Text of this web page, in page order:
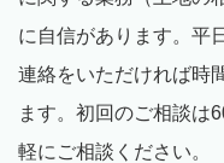
に自信があります。平日
連絡をいただければ時
ます。初回のご相談は
軽にご相談ください。